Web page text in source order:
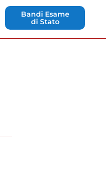
Bandi Esame
di Stato